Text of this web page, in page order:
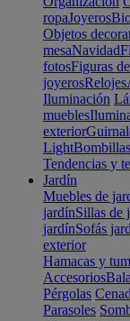
ropaJoyeros
Objetos
mesaNavidad
fotosFiguras
joyerosRelojes
Iluminación
muebles
exterior
LightBombillas
Tendencias y
Jardín
Muebles de
jardínSillas de
jardínSofás
exterior
Hamacas y
Accesorios
Pérgolas
Parasoles